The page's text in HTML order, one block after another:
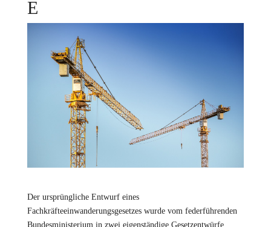
Der ursprüngliche Entwurf eines
Fachkräfteeinwanderungsgesetzes wurde vom federführenden
Bundesministerium in zwei eigenständige Gesetzentwürfe